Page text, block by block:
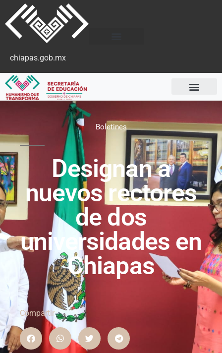
chiapas.gob.mx
Boletines
Designan a
nuevos rectores
de dos
universidades en
Chiapas
Compartir